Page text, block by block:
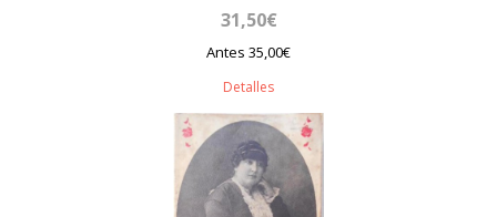
31,50€
Antes 35,00€
Detalles